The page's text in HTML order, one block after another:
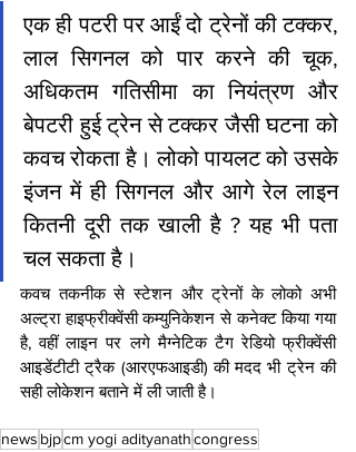
एक ही पटरी पर आईं दो ट्रेनों की टक्कर,
लाल सिगनल को पार करने की चूक,
अधिकतम गतिसीमा का नियंत्रण और
बेपटरी हुई ट्रेन से टक्कर जैसी घटना को
कवच रोकता है। लोको पायलट को उसके
इंजन में ही सिगनल और आगे रेल लाइन
कितनी दूरी तक खाली है ? यह भी पता
चल सकता है।
कवच तकनीक से स्टेशन और ट्रेनों के लोको अभी
अल्ट्रा हाइफ्रीक्वेंसी कम्युनिकेशन से कनेक्ट किया गया
है, वहीं लाइन पर लगे मैग्नेटिक टैग रेडियो फ्रीक्वेंसी
आइडेंटीटी ट्रैक (आरएफआइडी) की मदद भी ट्रेन की
सही लोकेशन बताने में ली जाती है।
news bjpcm yogi adityanathcongress